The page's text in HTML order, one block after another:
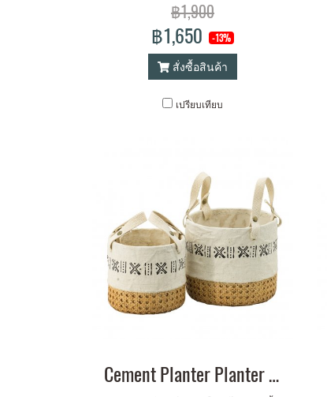
฿1,900
฿1,650 -13%
สั่งซื้อสินค้า
เปรียบเทียบ
Cement Planter Planter w/ Cotton Handle Set of 2